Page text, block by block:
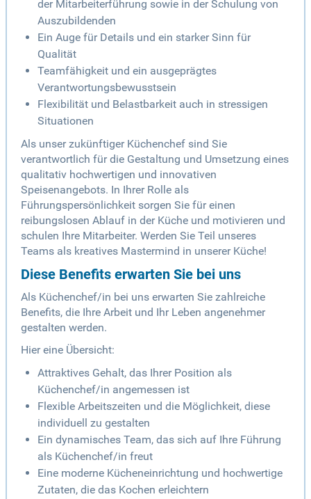
der Mitarbeiterführung sowie in der Schulung von
Auszubildenden
Ein Auge für Details und ein starker Sinn für
Qualität
Teamfähigkeit und ein ausgeprägtes
Verantwortungsbewusstsein
Flexibilität und Belastbarkeit auch in stressigen
Situationen
Als unser zukünftiger Küchenchef sind Sie
verantwortlich für die Gestaltung und Umsetzung eines
qualitativ hochwertigen und innovativen
Speisenangebots. In Ihrer Rolle als
Führungspersönlichkeit sorgen Sie für einen
reibungslosen Ablauf in der Küche und motivieren und
schulen Ihre Mitarbeiter. Werden Sie Teil unseres
Teams als kreatives Mastermind in unserer Küche!
Diese Benefits erwarten Sie bei uns
Als Küchenchef/in bei uns erwarten Sie zahlreiche
Benefits, die Ihre Arbeit und Ihr Leben angenehmer
gestalten werden.
Hier eine Übersicht:
Attraktives Gehalt, das Ihrer Position als
Küchenchef/in angemessen ist
Flexible Arbeitszeiten und die Möglichkeit, diese
individuell zu gestalten
Ein dynamisches Team, das sich auf Ihre Führung
als Küchenchef/in freut
Eine moderne Kücheneinrichtung und hochwertige
Zutaten, die das Kochen erleichtern